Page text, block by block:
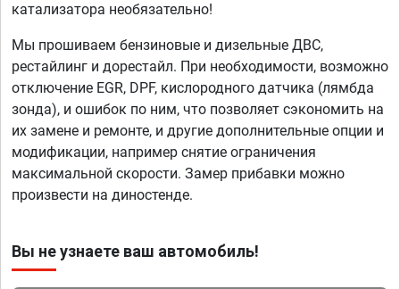
катализатора необязательно!
Мы прошиваем бензиновые и дизельные ДВС,
рестайлинг и дорестайл. При необходимости, возможно
отключение EGR, DPF, кислородного датчика (лямбда
зонда), и ошибок по ним, что позволяет сэкономить на
их замене и ремонте, и другие дополнительные опции и
модификации, например снятие ограничения
максимальной скорости. Замер прибавки можно
произвести на диностенде.
Вы не узнаете ваш автомобиль!